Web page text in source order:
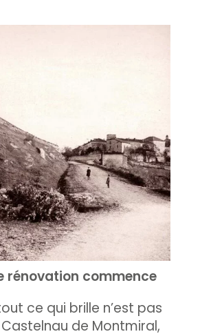
rénovation commence
ce qui brille n’est pas
de Montmiral,